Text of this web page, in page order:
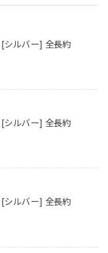
シルバー] 全長約
シルバー] 全長約
シルバー] 全長約